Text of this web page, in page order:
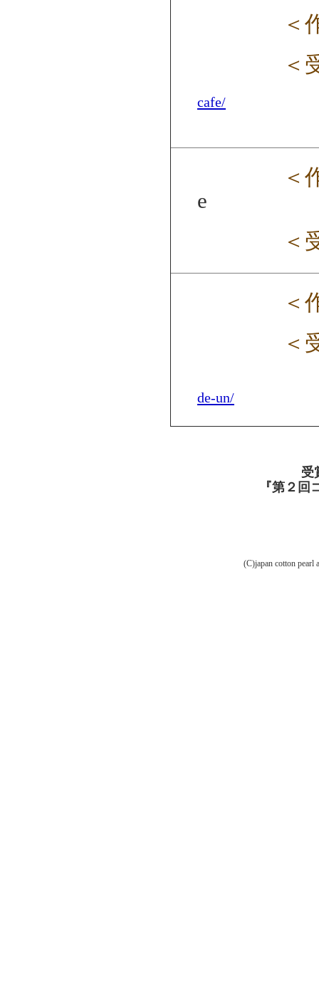
＜
＜
cafe/
＜
e
＜
＜
＜
de-un/
受
『第２
(C)japan cotton pearl